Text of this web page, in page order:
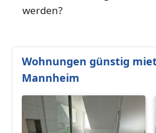
werden?
Wohnungen günstig
Mannheim